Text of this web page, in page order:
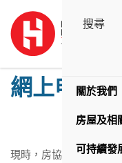
網上申請
現時，房協轄下有 58 個
關於我們
房屋及相
可持續發